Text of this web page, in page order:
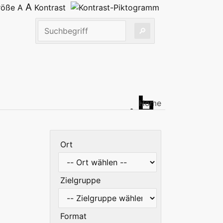
A A Kontrast
Home
Ort
Zielgruppe
Format